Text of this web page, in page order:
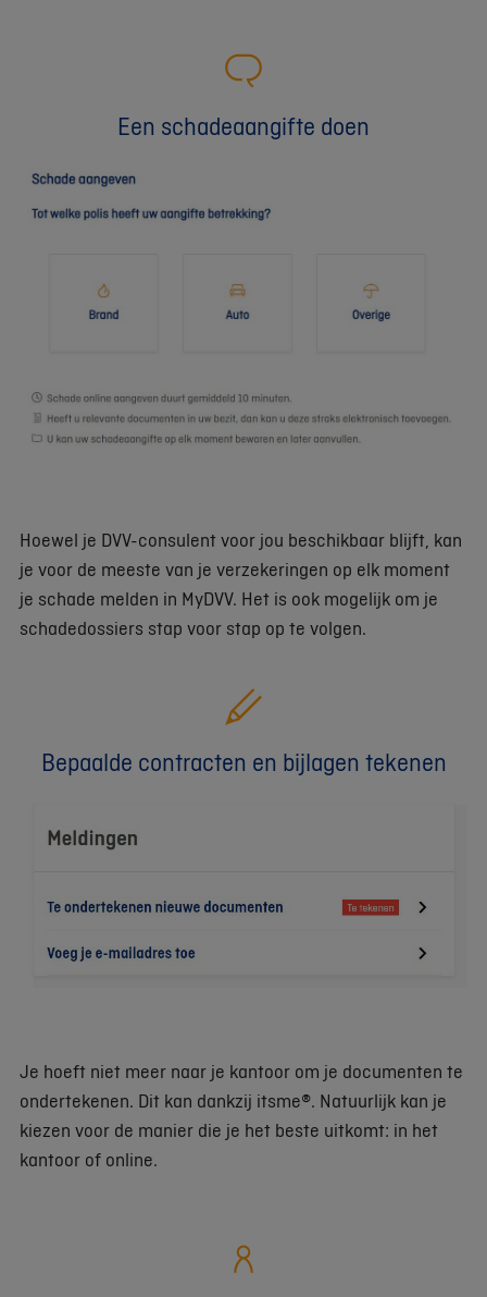
Een schadeaangifte doen
Hoewel je DVV-consulent voor jou beschikbaar blijft, kan
je voor de meeste van je verzekeringen op elk moment
je schade melden in MyDVV. Het is ook mogelijk om je
schadedossiers stap voor stap op te volgen.
Bepaalde contracten en bijlagen tekenen
Je hoeft niet meer naar je kantoor om je documenten te
ondertekenen. Dit kan dankzij itsme®. Natuurlijk kan je
kiezen voor de manier die je het beste uitkomt: in het
kantoor of online.